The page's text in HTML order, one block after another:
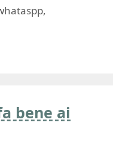
,
bene ai